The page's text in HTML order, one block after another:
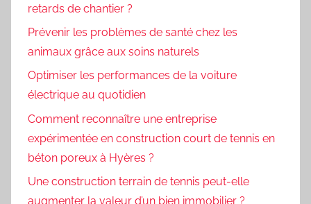
retards de chantier ?
Prévenir les problèmes de santé chez les
animaux grâce aux soins naturels
Optimiser les performances de la voiture
électrique au quotidien
Comment reconnaître une entreprise
expérimentée en construction court de tennis en
béton poreux à Hyères ?
Une construction terrain de tennis peut-elle
augmenter la valeur d’un bien immobilier ?